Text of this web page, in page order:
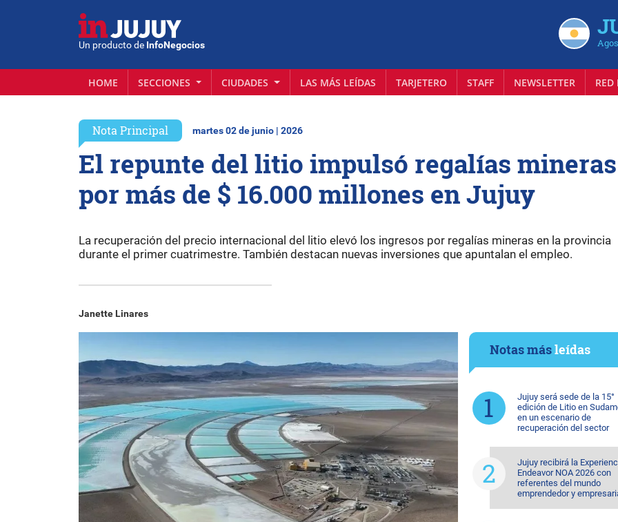
Un producto de InfoNegocios
HOME SECCIONES CIUDADES LAS MÁS LEÍDAS TARJETERO STAFF NEWSLETTER RED
Nota Principal martes 02 de junio | 2026
El repunte del litio impulsó regalías mineras
por más de $ 16.000 millones en Jujuy
La recuperación del precio internacional del litio elevó los ingresos por regalías mineras en la provincia
durante el primer cuatrimestre. También destacan nuevas inversiones que apuntalan el empleo.
Janette Linares
Notas másleídas
Jujuy será sede de la 15°
edición de Litio en
en un escenario de
recuperación del sector
Jujuy recibirá la
Endeavor NOA 2026 con
referentes del mundo
emprendedor y